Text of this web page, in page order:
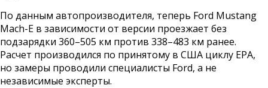
По данным автопроизводителя, теперь Ford Mustang
Mach-E в зависимости от версии проезжает без
подзарядки 360–505 км против 338–483 км ранее.
Расчет производился по принятому в США циклу EPA,
но замеры проводили специалисты Ford, а не
независимые эксперты.